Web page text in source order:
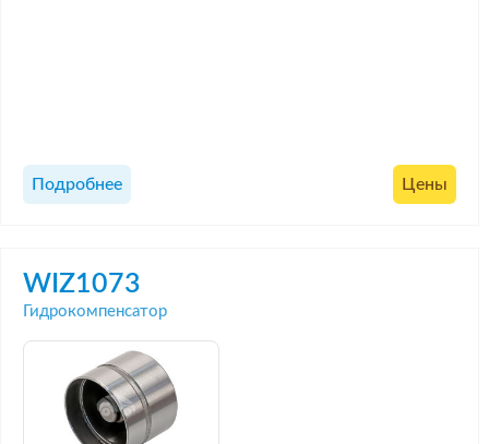
Подробнее Цены
WIZ1073
Гидрокомпенсатор